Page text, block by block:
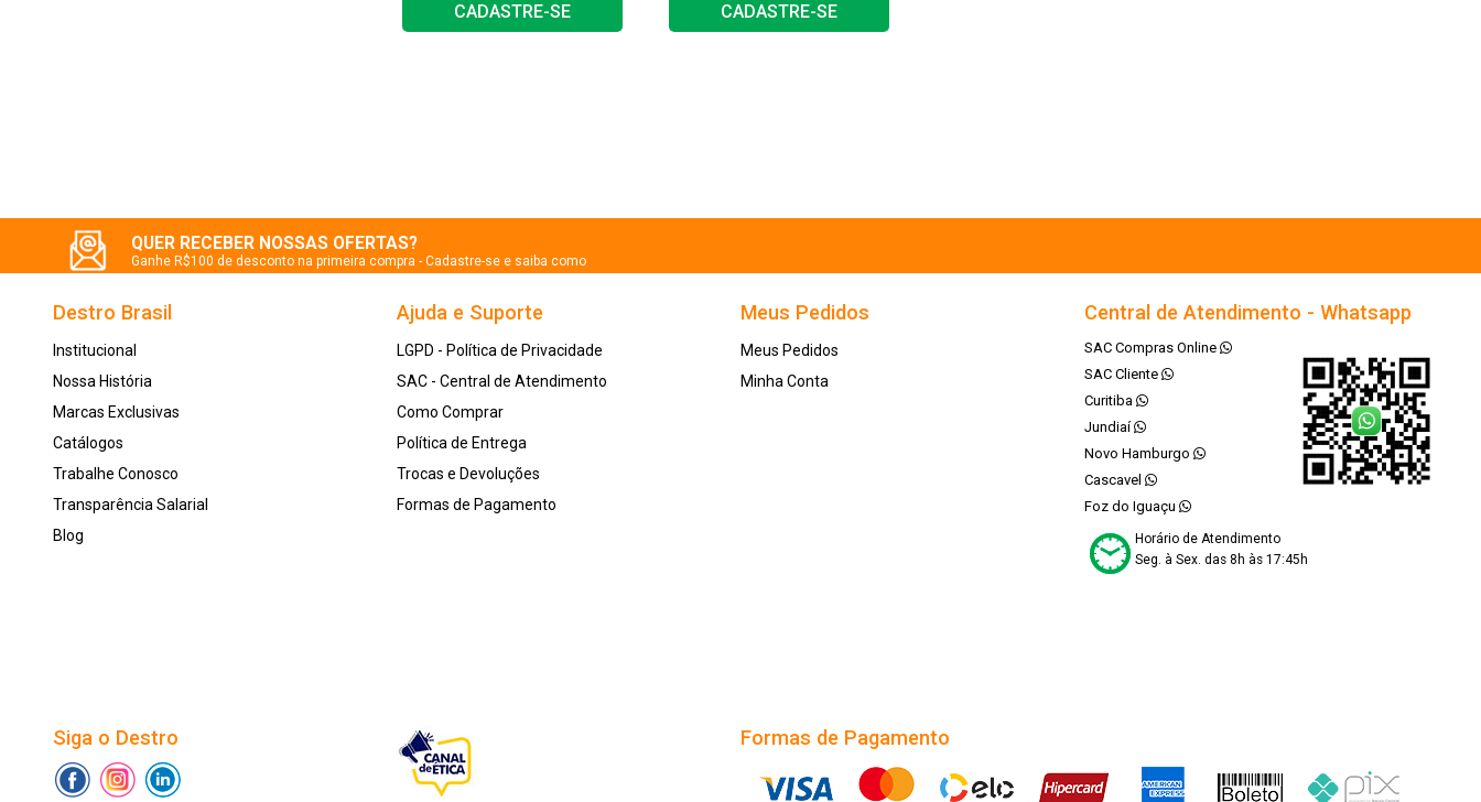
CADASTRE-SE
CADASTRE-SE
QUER RECEBER NOSSAS OFERTAS?
Ganhe R$100 de desconto na primeira compra - Cadastre-se e saiba como
Destro Brasil
Institucional
Nossa História
Marcas Exclusivas
Catálogos
Trabalhe Conosco
Transparência Salarial
Blog
Ajuda e Suporte
LGPD - Política de Privacidade
SAC - Central de Atendimento
Como Comprar
Política de Entrega
Trocas e Devoluções
Formas de Pagamento
Meus Pedidos
Meus Pedidos
Minha Conta
Central de Atendimento - Whatsapp
SAC Compras Online
SAC Cliente
Curitiba
Jundiaí
Novo Hamburgo
Cascavel
Foz do Iguaçu
Horário de Atendimento
Seg. à Sex. das 8h às 17:45h
Siga o Destro Formas de Pagamento